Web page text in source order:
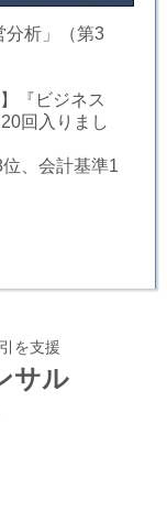
分析」（第3
『ビジネス
回入りまし
、会計基準1
を支援
サル